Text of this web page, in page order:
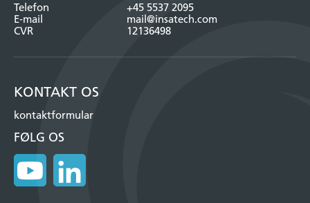
Telefon
+45 5537 2095
E-mail
mail@insatech.com
CVR
12136498
KONTAKT OS
kontaktformular
FØLG OS